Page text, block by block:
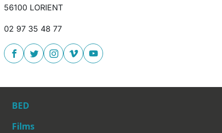
56100 LORIENT
02 97 35 48 77
BED
Films